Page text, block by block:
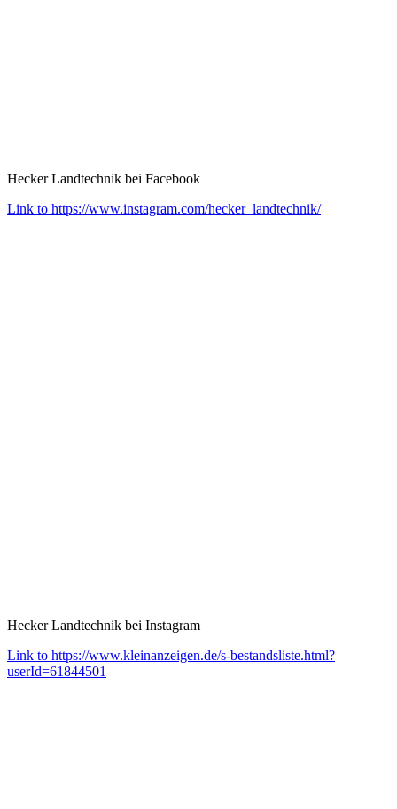
Hecker Landtechnik bei Facebook
Link to https://www.instagram.com/hecker_landtechnik/
Hecker Landtechnik bei Instagram
Link to https://www.kleinanzeigen.de/s-bestandsliste.html?
userId=61844501